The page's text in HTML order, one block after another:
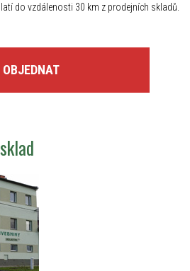
do vzdálenosti 30 km z prodejních skladů.
OBJEDNAT